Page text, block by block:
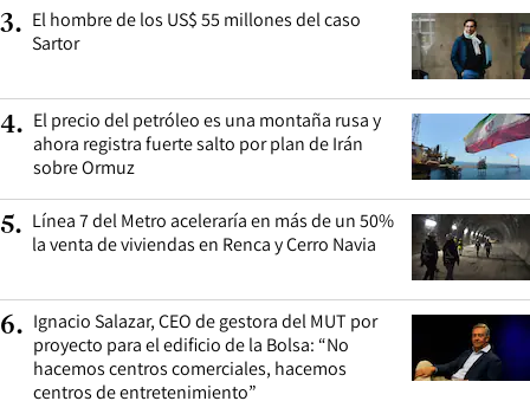
3. El hombre de los US$ 55 millones del caso
Sartor
4. El precio del petróleo es una montaña rusa y
ahora registra fuerte salto por plan de Irán
sobre Ormuz
5. Línea 7 del Metro aceleraría en más de un 50%
la venta de viviendas en Renca y Cerro Navia
6. Ignacio Salazar, CEO de gestora del MUT por
proyecto para el edificio de la Bolsa: “No
hacemos centros comerciales, hacemos
centros de entretenimiento”